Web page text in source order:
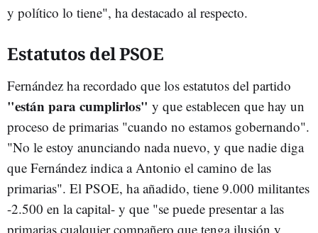
y político lo tiene", ha destacado al respecto.
Estatutos del PSOE
Fernández ha recordado que los estatutos del partido
"están para cumplirlos" y que establecen que hay un
proceso de primarias "cuando no estamos gobernando".
"No le estoy anunciando nada nuevo, y que nadie diga
que Fernández indica a Antonio el camino de las
primarias". El PSOE, ha añadido, tiene 9.000 militantes
-2.500 en la capital- y que "se puede presentar a las
primarias cualquier compañero que tenga ilusión y